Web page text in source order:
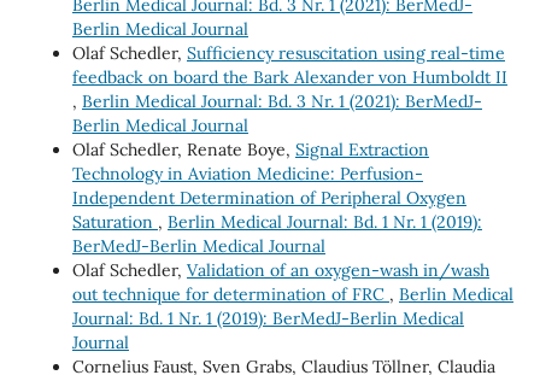
Berlin Medical Journal: Bd. 3 Nr. 1 (2021): BerMedJ-
Berlin Medical Journal
Olaf Schedler, Sufficiency resuscitation using real-time
feedback on board the Bark Alexander von Humboldt II
, Berlin Medical Journal: Bd. 3 Nr. 1 (2021): BerMedJ-
Berlin Medical Journal
Olaf Schedler, Renate Boye, Signal Extraction
Technology in Aviation Medicine: Perfusion-
Independent Determination of Peripheral Oxygen
Saturation , Berlin Medical Journal: Bd. 1 Nr. 1 (2019):
BerMedJ-Berlin Medical Journal
Olaf Schedler, Validation of an oxygen-wash in/wash
out technique for determination of FRC , Berlin Medical
Journal: Bd. 1 Nr. 1 (2019): BerMedJ-Berlin Medical
Journal
Cornelius Faust, Sven Grabs, Claudius Töllner, Claudia